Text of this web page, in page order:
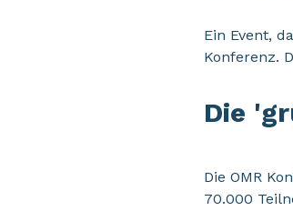
Ein Event,
Konferenz.
Die
Die OMR
70.000